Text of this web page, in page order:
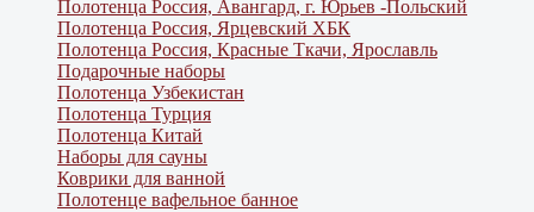
Полотенца Россия, Авангард, г. Юрьев -Польский
Полотенца Россия, Ярцевский ХБК
Полотенца Россия, Красные Ткачи, Ярославль
Подарочные наборы
Полотенца Узбекистан
Полотенца Турция
Полотенца Китай
Наборы для сауны
Коврики для ванной
Полотенце вафельное банное